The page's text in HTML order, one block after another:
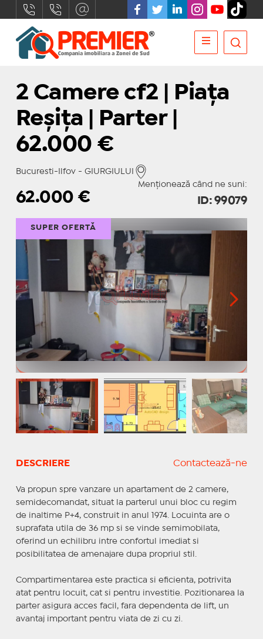
2 Camere cf2 | Piața
Reșița | Parter |
62.000 €
Bucuresti-Ilfov - GIURGIULUI
Menționează când ne suni:
62.000€ ID: 99079
SUPER OFERTĂ
DESCRIERE Contactează-ne
Va propun spre vanzare un apartament de 2 camere,
semidecomandat, situat la parterul unui bloc cu regim
de inaltime P+4, construit in anul 1974. Locuinta are o
suprafata utila de 36 mp si se vinde semimobilata,
oferind un echilibru intre confortul imediat si
posibilitatea de amenajare dupa propriul stil.
Compartimentarea este practica si eficienta, potrivita
atat pentru locuit, cat si pentru investitie. Pozitionarea la
parter asigura acces facil, fara dependenta de lift, un
avantaj important pentru viata de zi cu zi.